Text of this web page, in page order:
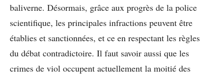
baliverne. Désormais, grâce aux progrès de la police
scientifique, les principales infractions peuvent être
établies et sanctionnées, et ce en respectant les règles
du débat contradictoire. Il faut savoir aussi que les
crimes de viol occupent actuellement la moitié des